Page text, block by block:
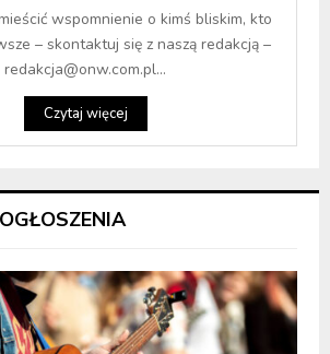
wspomnienie o kimś bliskim, kto
– skontaktuj się z naszą redakcją –
redakcja@onw.com.pl...
Czytaj więcej